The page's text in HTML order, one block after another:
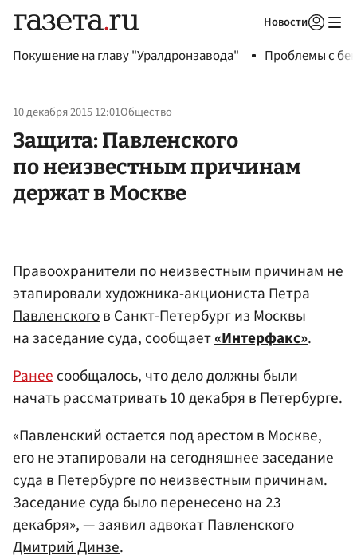
Новости
Покушение на главу "Уралдронзавода" Проблемы с
10 декабря 2015 12:01Общество
Защита: Павленского
по неизвестным причинам
держат в Москве
Правоохранители по неизвестным причинам не
этапировали художника-акциониста Петра
Павленскогов Санкт-Петербург из Москвы
на заседание суда, сообщает«Интерфакс».
Ранеесообщалось, что дело должны были
начать рассматривать 10 декабря в Петербурге.
«Павленский остается под арестом в Москве,
его не этапировали на сегодняшнее заседание
суда в Петербурге по неизвестным причинам.
Заседание суда было перенесено на 23
декабря», — заявил адвокат Павленского
Дмитрий Динзе.